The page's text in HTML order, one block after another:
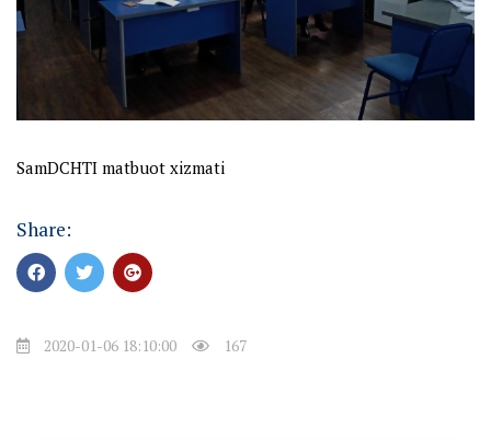
SamDCHTI matbuot xizmati
Share:
2020-01-06 18:10:00 167